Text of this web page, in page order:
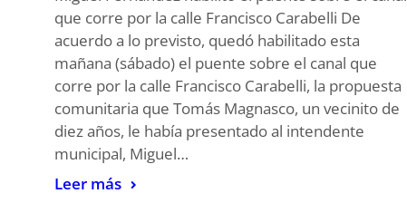
que corre por la calle Francisco Carabelli De
acuerdo a lo previsto, quedó habilitado esta
mañana (sábado) el puente sobre el canal que
corre por la calle Francisco Carabelli, la propuesta
comunitaria que Tomás Magnasco, un vecinito de
diez años, le había presentado al intendente
municipal, Miguel…
Leer más